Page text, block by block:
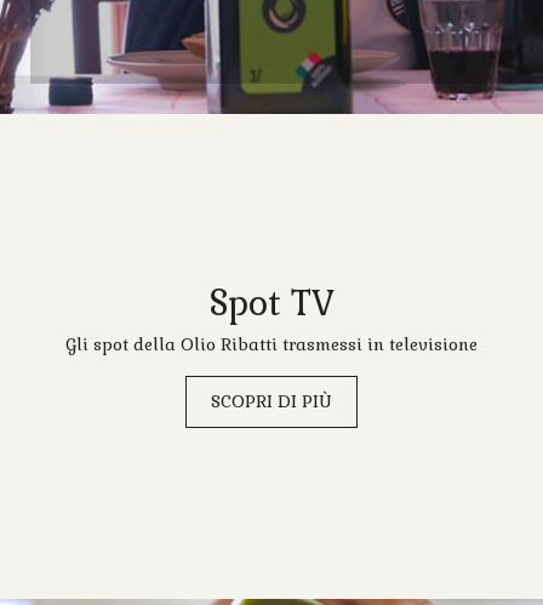
Spot TV
Gli spot della Olio Ribatti trasmessi in televisione
SCOPRI DI PIÙ